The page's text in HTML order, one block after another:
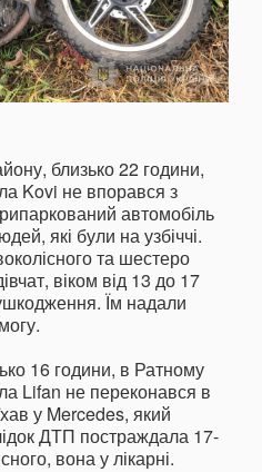
близько 22 години,
Kovi не впорався з
автомобіль
які були на узбіччі.
та шестеро
віком від 13 до 17
Їм надали
16 години, в Ратному
Lifan не переконався в
у Mercedes, який
ДТП постраждала 17-
вона у лікарні.